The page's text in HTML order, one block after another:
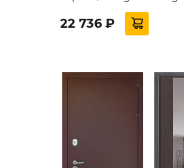
22 736 ₽